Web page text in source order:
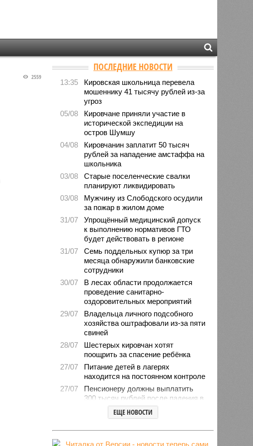
2559
ПОСЛЕДНИЕ НОВОСТИ
13:35
Кировская школьница перевела
мошеннику 41 тысячу рублей из-за
угроз
05/08
Кировчане приняли участие в
исторической экспедиции на
остров Шумшу
04/08
Кировчанин заплатит 50 тысяч
рублей за нападение амстаффа на
школьника
03/08
Старые поселенческие свалки
планируют ликвидировать
03/08
Мужчину из Слободского осудили
за пожар в жилом доме
31/07
Упрощённый медицинский допуск
к выполнению нормативов ГТО
будет действовать в регионе
31/07
Семь поддельных купюр за три
месяца обнаружили банковские
сотрудники
30/07
В лесах области продолжается
проведение санитарно-
оздоровительных мероприятий
29/07
Владельца личного подсобного
хозяйства оштрафовали из-за пяти
свиней
28/07
Шестерых кировчан хотят
поощрить за спасение ребёнка
27/07
Питание детей в лагерях
находится на постоянном контроле
27/07
Пенсионеру должны выплатить
300 тысяч рублей после падения в
гололёд
В регионе обновлён порядок
предоставления госимущества в
ЕЩЕ НОВОСТИ